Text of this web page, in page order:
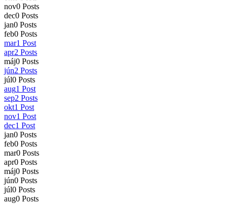
nov0 Posts
dec0 Posts
jan0 Posts
feb0 Posts
mar1 Post
apr2 Posts
máj0 Posts
jún2 Posts
júl0 Posts
aug1 Post
sep2 Posts
okt1 Post
nov1 Post
dec1 Post
jan0 Posts
feb0 Posts
mar0 Posts
apr0 Posts
máj0 Posts
jún0 Posts
júl0 Posts
aug0 Posts